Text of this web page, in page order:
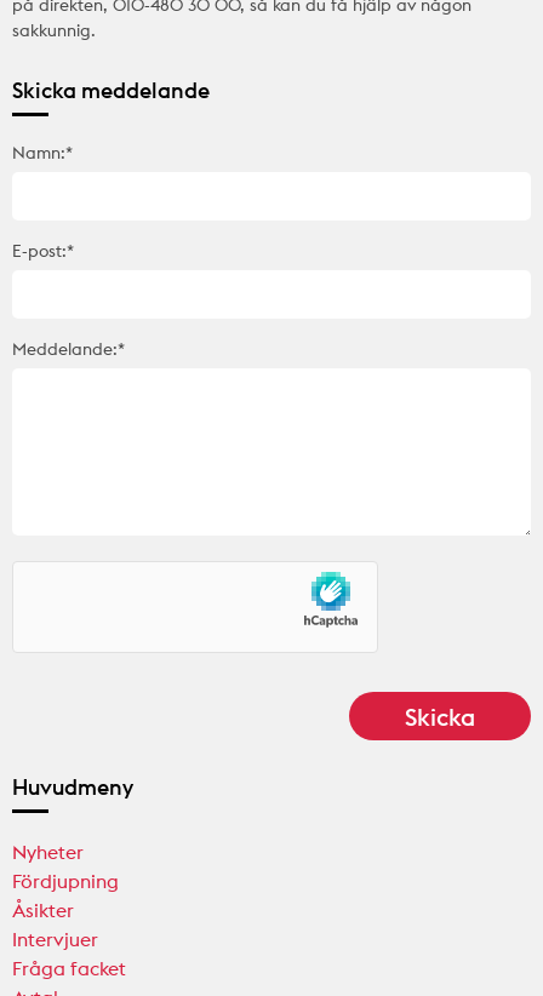
på direkten, 010-480 30 00, så kan du få hjälp av någon
sakkunnig.
Skicka meddelande
Namn:*
E-post:*
Meddelande:*
Huvudmeny
Nyheter
Fördjupning
Åsikter
Intervjuer
Fråga facket